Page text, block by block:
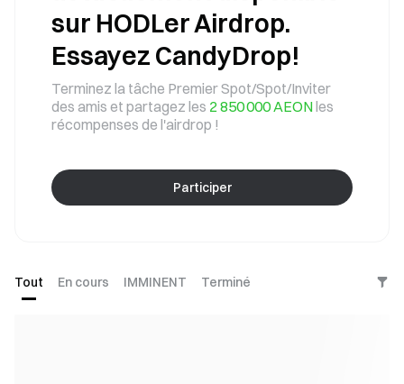
sur HODLer Airdrop.
Essayez CandyDrop!
Terminez la tâche Premier Spot/Spot/Inviter
des amis et partagez les 2 850 000 AEONles
récompenses de l'airdrop !
Participer
Tout En cours IMMINENT Terminé